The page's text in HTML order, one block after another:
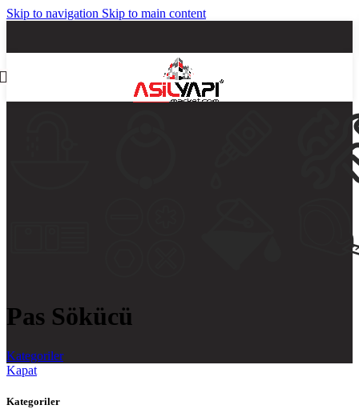
Skip to navigation Skip to main content
Pas Sökücü
Kategoriler
Kapat
Kategoriler